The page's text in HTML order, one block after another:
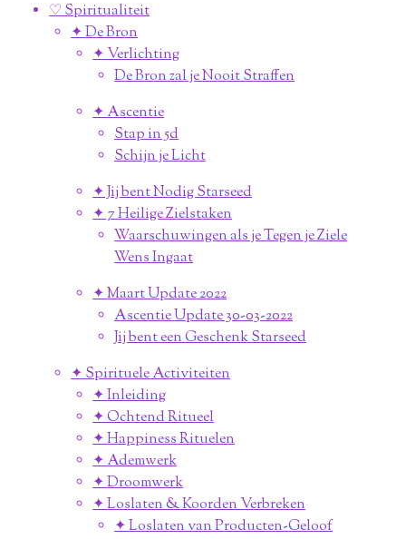
♡ Spiritualiteit
✦ De Bron
✦ Verlichting
De Bron zal je Nooit Straffen
✦ Ascentie
Stap in 5d
Schijn je Licht
✦ Jij bent Nodig Starseed
✦ 7 Heilige Zielstaken
Waarschuwingen als je Tegen je Ziele
Wens Ingaat
✦ Maart Update 2022
Ascentie Update 30-03-2022
Jij bent een Geschenk Starseed
✦ Spirituele Activiteiten
✦ Inleiding
✦ Ochtend Ritueel
✦ Happiness Rituelen
✦ Ademwerk
✦ Droomwerk
✦ Loslaten & Koorden Verbreken
✦ Loslaten van Producten-Geloof